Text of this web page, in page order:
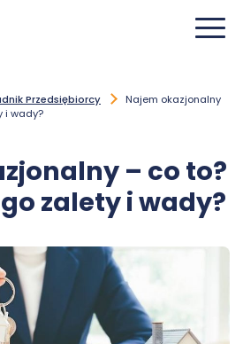
Przedsiębiorcy
Najem okazjonalny
i wady?
– co to?
zalety i wady?